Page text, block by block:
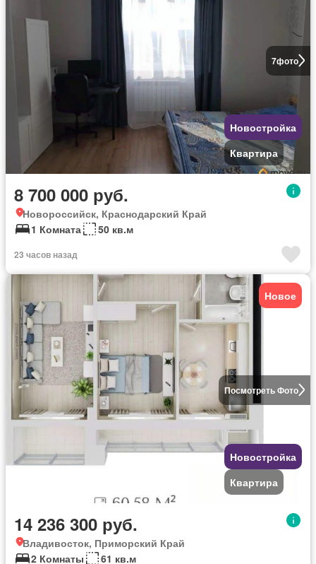
7фото
Новостройка
Квартира
8 700 000 руб.
Новороссийск, Краснодарский Край
1 Комната
50 кв.м
23 часов назад
Посмотреть Фото
Новое
Новостройка
Квартира
14 236 300 руб.
Владивосток, Приморский Край
2 Комнаты
61 кв.м